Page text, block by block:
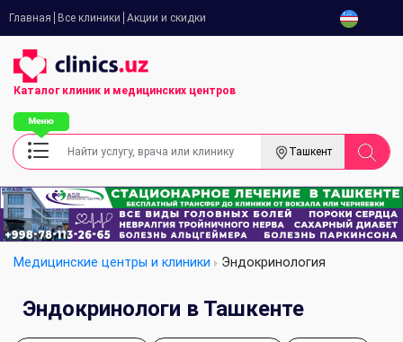
Главная Все клиники Акции и скидки
Каталог клиник и медицинских центров
Ташкент
Медицинские центры и клиники Эндокринология
Эндокринологи в Ташкенте